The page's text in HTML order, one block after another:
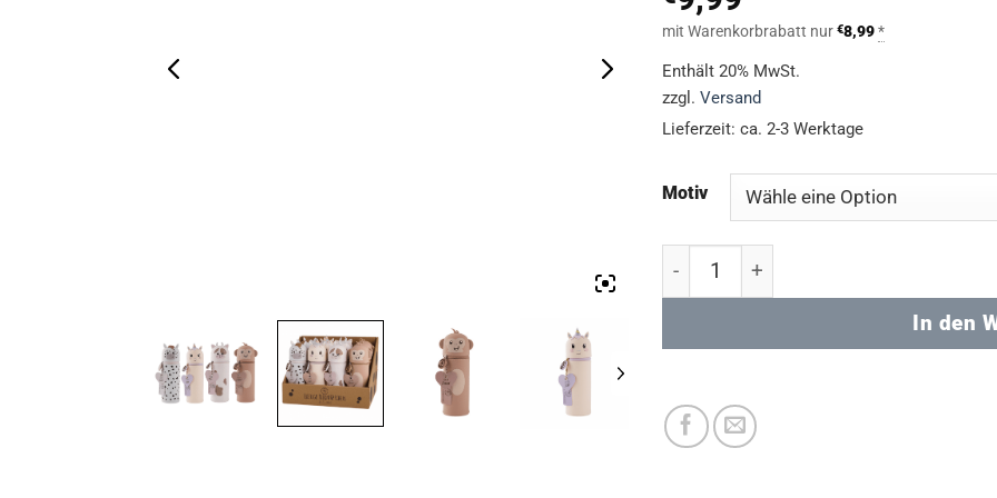
mit Warenkorbrabatt nur€8,99*
Enthält 20% MwSt.
zzgl.Versand
Lieferzeit: ca. 2-3 Werktage
Motiv
Mäppchen aus Silikon - "Love Animals"
In den